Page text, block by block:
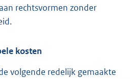
rechtsvormen zonder
kosten
volgende redelijk gemaakte